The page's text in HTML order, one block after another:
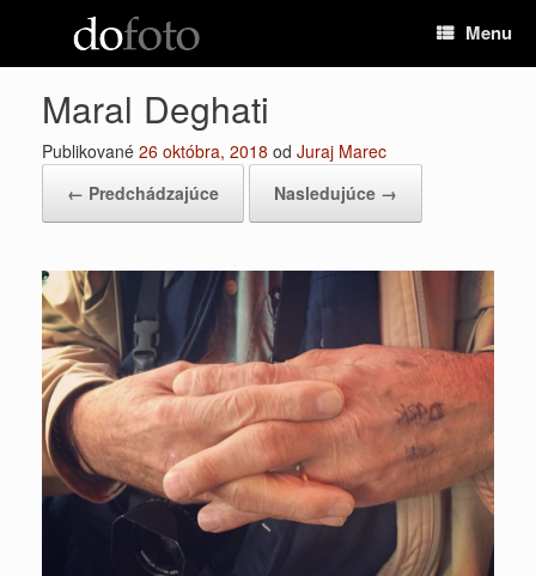
Menu
Maral Deghati
Publikované 26 októbra, 2018 od Juraj Marec
← Predchádzajúce
Nasledujúce →